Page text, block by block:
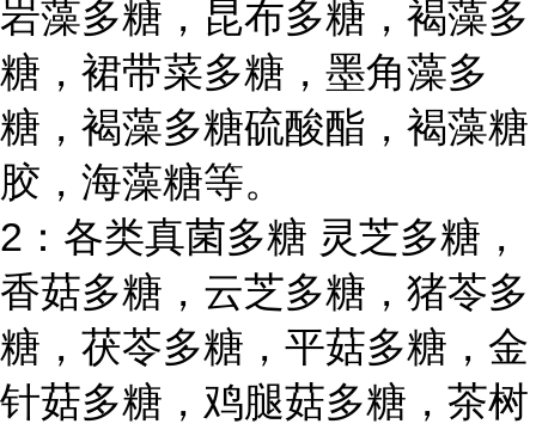
岩藻多糖，昆布多糖，褐藻多
糖，裙带菜多糖，墨角藻多
糖，褐藻多糖硫酸酯，褐藻糖
胶，海藻糖等。
2：各类真菌多糖 灵芝多糖，
香菇多糖，云芝多糖，猪苓多
糖，茯苓多糖，平菇多糖，金
针菇多糖，鸡腿菇多糖，茶树